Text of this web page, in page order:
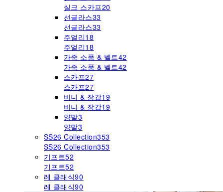
실크 스카프20
선글라스33
선글라스33
주얼리18
주얼리18
가죽 소품 & 벨트42
가죽 소품 & 벨트42
스카프27
스카프27
비니 & 장갑19
비니 & 장갑19
양말3
양말3
SS26 Collection353
SS26 Collection353
기프트52
기프트52
레 클래식90
레 클래식90